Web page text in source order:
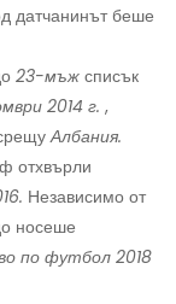
датчанинът беше
23-мъж списък
2014 г. ,
Албания.
отхвърли
Независимо от
носеше
по футбол 2018